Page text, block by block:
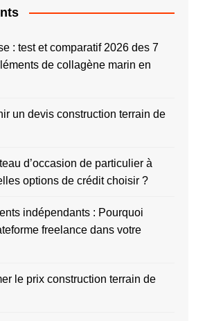
: test et comparatif 2026 des 7
de collagène marin en
un devis construction terrain de
d’occasion de particulier à
options de crédit choisir ?
indépendants : Pourquoi
freelance dans votre
le prix construction terrain de